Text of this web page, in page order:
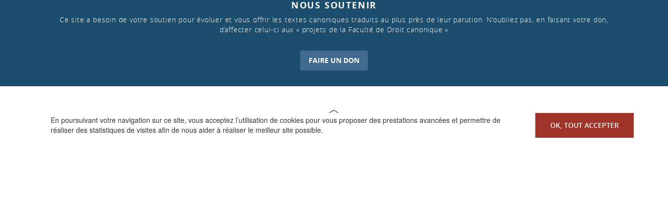
En poursuivant votre navigation sur ce site, vous acceptez l’utilisation de cookies pour vous proposer des prestations avancées et permettre de
réaliser des statistiques de visites afin de nous aider à réaliser le meilleur site possible.
OK, TOUT ACCEPTER
NOUS SOUTENIR
Ce site a besoin de votre soutien pour évoluer et vous offrir les textes canoniques traduits au plus près de leur parution. N’oubliez pas, en faisant votre don,
d’affecter celui-ci aux « projets de la Faculté de Droit canonique »
FAIRE UN DON